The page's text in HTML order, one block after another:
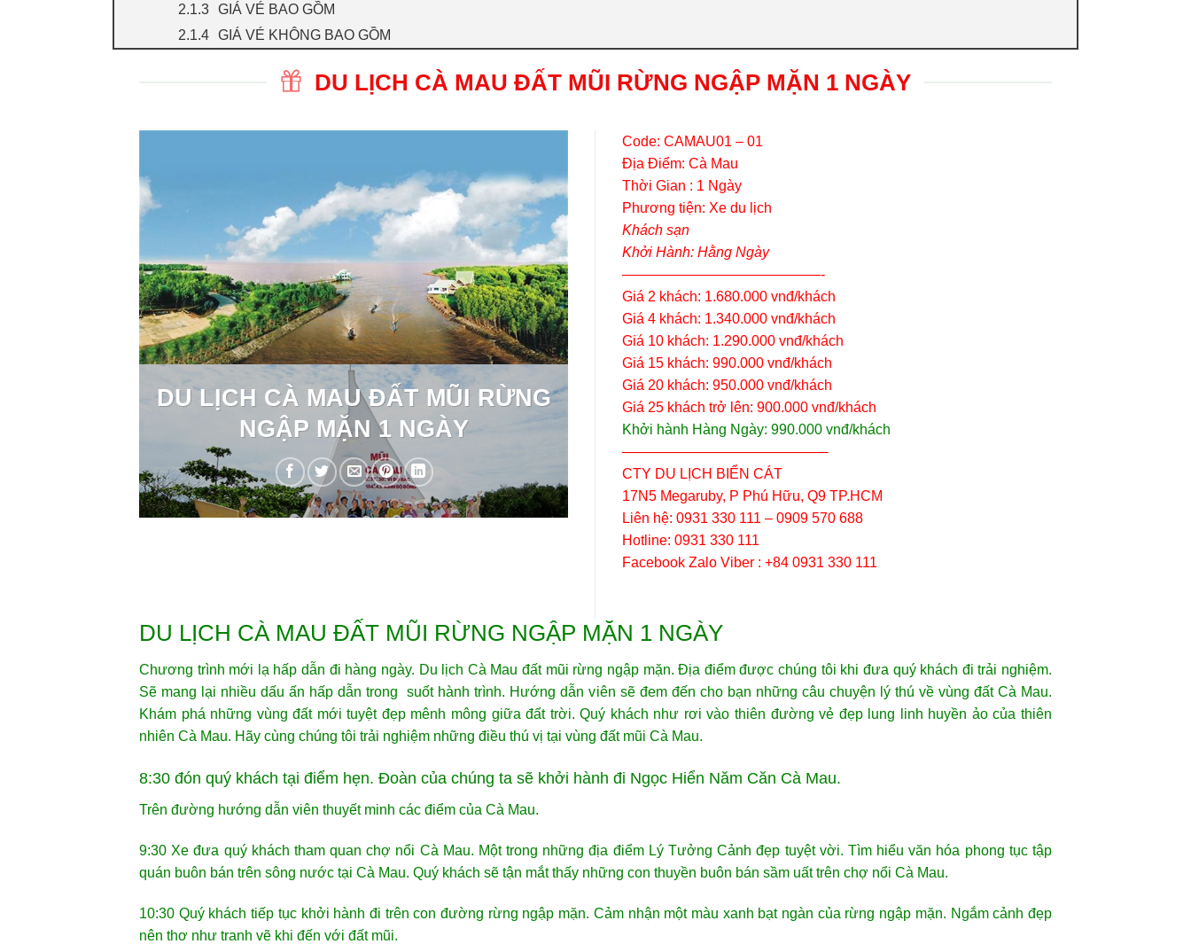
GIÁ VÉ BAO GỒM
GIÁ VÉ KHÔNG BAO GỒM
DU LỊCH CÀ MAU ĐẤT MŨI RỪNG NGẬP MẶN 1 NGÀY
DU LỊCH CÀ MAU ĐẤT MŨI RỪNG
NGẬP MẶN 1 NGÀY
Code: CAMAU01 – 01
Địa Điểm: Cà Mau
Thời Gian : 1 Ngày
Phương tiện: Xe du lịch
Khách sạn
Khởi Hành: Hằng Ngày
——————————————-
Giá 2 khách: 1.680.000 vnđ/khách
Giá 4 khách: 1.340.000 vnđ/khách
Giá 10 khách: 1.290.000 vnđ/khách
Giá 15 khách: 990.000 vnđ/khách
Giá 20 khách: 950.000 vnđ/khách
Giá 25 khách trở lên: 900.000 vnđ/khách
Khởi hành Hàng Ngày: 990.000 vnđ/khách
——————————————–
CTY DU LỊCH BIỂN CÁT
17N5 Megaruby, P Phú Hữu, Q9 TP.HCM
Liên hệ: 0931 330 111 – 0909 570 688
Hotline: 0931 330 111
Facebook Zalo Viber : +84 0931 330 111
DU LỊCH CÀ MAU ĐẤT MŨI RỪNG NGẬP MẶN 1 NGÀY
Chương trình mới lạ hấp dẫn đi hàng ngày. Du lịch Cà Mau đất mũi rừng ngập mặn. Địa điểm được chúng tôi khi đưa quý khách đi trải nghiệm.
Sẽ mang lại nhiều dấu ấn hấp dẫn trong suốt hành trình. Hướng dẫn viên sẽ đem đến cho bạn những câu chuyện lý thú về vùng đất Cà Mau.
Khám phá những vùng đất mới tuyệt đẹp mênh mông giữa đất trời. Quý khách như rơi vào thiên đường vẻ đẹp lung linh huyền ảo của thiên
nhiên Cà Mau. Hãy cùng chúng tôi trải nghiệm những điều thú vị tại vùng đất mũi Cà Mau.
8:30 đón quý khách tại điểm hẹn. Đoàn của chúng ta sẽ khởi hành đi Ngọc Hiển Năm Căn Cà Mau.
Trên đường hướng dẫn viên thuyết minh các điểm của Cà Mau.
9:30 Xe đưa quý khách tham quan chợ nổi Cà Mau. Một trong những địa điểm Lý Tưởng Cảnh đẹp tuyệt vời. Tìm hiểu văn hóa phong tục tập
quán buôn bán trên sông nước tại Cà Mau. Quý khách sẽ tận mắt thấy những con thuyền buôn bán sầm uất trên chợ nổi Cà Mau.
10:30 Quý khách tiếp tục khởi hành đi trên con đường rừng ngập mặn. Cảm nhận một màu xanh bạt ngàn của rừng ngập mặn. Ngắm cảnh đẹp
nên thơ như tranh vẽ khi đến với đất mũi.